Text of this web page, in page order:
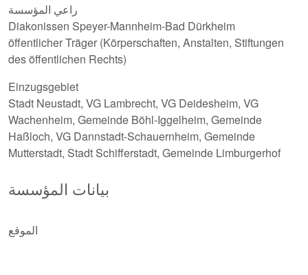
راعي المؤسسة
Diakonissen Speyer-Mannheim-Bad Dürkheim
öffentlicher Träger (Körperschaften, Anstalten, Stiftungen
des öffentlichen Rechts)
Einzugsgebiet
Stadt Neustadt, VG Lambrecht, VG Deidesheim, VG
Wachenheim, Gemeinde Böhl-Iggelheim, Gemeinde
Haßloch, VG Dannstadt-Schauernheim, Gemeinde
Mutterstadt, Stadt Schifferstadt, Gemeinde Limburgerhof
بيانات المؤسسة
الموقع